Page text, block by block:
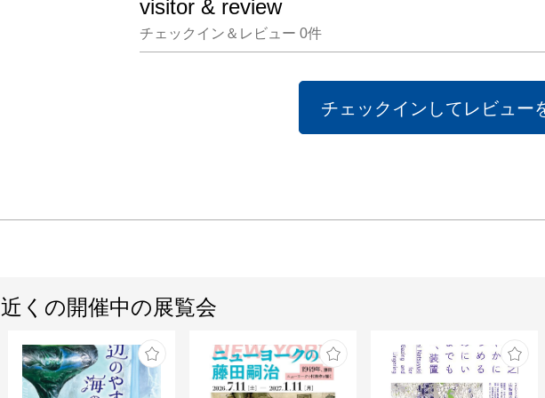
visitor & review
チェックイン＆レビュー 0件
チェックインしてレビュー
近くの開催中の展覧会